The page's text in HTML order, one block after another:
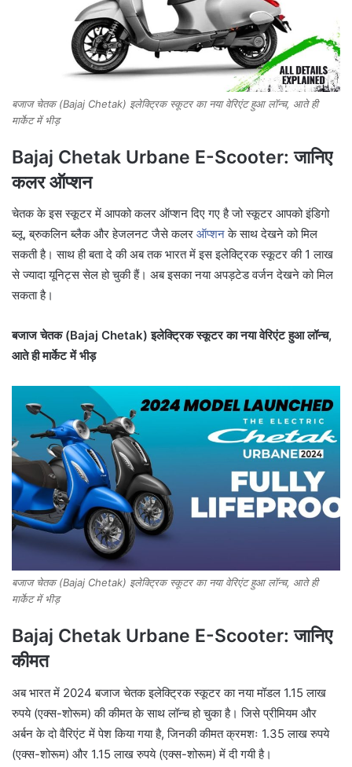
बजाज चेतक (Bajaj Chetak) इलेक्ट्रिक स्कूटर का नया वेरिएंट हुआ लॉन्च, आते ही
मार्केट में भीड़
Bajaj Chetak Urbane E-Scooter: जानिए
कलर ऑप्शन
चेतक के इस स्कूटर में आपको कलर ऑप्शन दिए गए है जो स्कूटर आपको इंडिगो
ब्लू, ब्रुकलिन ब्लैक और हेजलनट जैसे कलर ऑप्शनके साथ देखने को मिल
सकती है। साथ ही बता दे की अब तक भारत में इस इलेक्ट्रिक स्कूटर की 1 लाख
से ज्यादा यूनिट्स सेल हो चुकी हैं। अब इसका नया अपड़टेड वर्जन देखने को मिल
सकता है।
बजाज चेतक (Bajaj Chetak) इलेक्ट्रिक स्कूटर का नया वेरिएंट हुआ लॉन्च,
आते ही मार्केट में भीड़
बजाज चेतक (Bajaj Chetak) इलेक्ट्रिक स्कूटर का नया वेरिएंट हुआ लॉन्च, आते ही
मार्केट में भीड़
Bajaj Chetak Urbane E-Scooter: जानिए
कीमत
अब भारत में 2024 बजाज चेतक इलेक्ट्रिक स्कूटर का नया मॉडल 1.15 लाख
रुपये (एक्स-शोरूम) की कीमत के साथ लॉन्च हो चुका है। जिसे प्रीमियम और
अर्बन के दो वैरिएंट में पेश किया गया है, जिनकी कीमत क्रमशः 1.35 लाख रुपये
(एक्स-शोरूम) और 1.15 लाख रुपये (एक्स-शोरूम) में दी गयी है।